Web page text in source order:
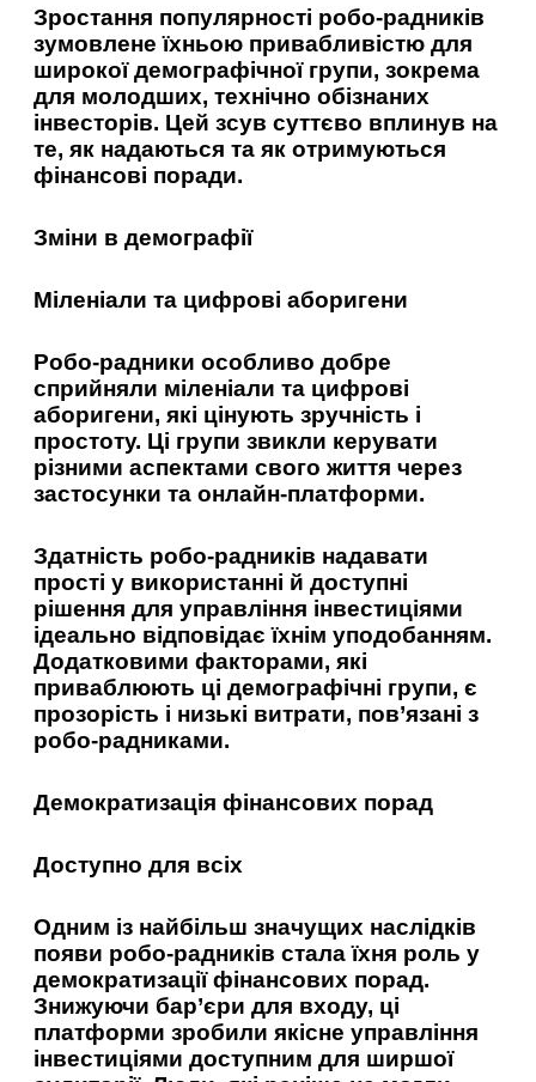
Зростання популярності робо-радників
зумовлене їхньою привабливістю для
широкої демографічної групи, зокрема
для молодших, технічно обізнаних
інвесторів. Цей зсув суттєво вплинув на
те, як надаються та як отримуються
фінансові поради.
Зміни в демографії
Міленіали та цифрові аборигени
Робо-радники особливо добре
сприйняли міленіали та цифрові
аборигени, які цінують зручність і
простоту. Ці групи звикли керувати
різними аспектами свого життя через
застосунки та онлайн-платформи.
Здатність робо-радників надавати
прості у використанні й доступні
рішення для управління інвестиціями
ідеально відповідає їхнім уподобанням.
Додатковими факторами, які
приваблюють ці демографічні групи, є
прозорість і низькі витрати, пов’язані з
робо-радниками.
Демократизація фінансових порад
Доступно для всіх
Одним із найбільш значущих наслідків
появи робо-радників стала їхня роль у
демократизації фінансових порад.
Знижуючи бар’єри для входу, ці
платформи зробили якісне управління
інвестиціями доступним для ширшої